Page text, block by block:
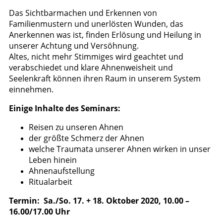
Das Sichtbarmachen und Erkennen von
Familienmustern und unerlösten Wunden, das
Anerkennen was ist, finden Erlösung und Heilung in
unserer Achtung und Versöhnung.
Altes, nicht mehr Stimmiges wird geachtet und
verabschiedet und klare Ahnenweisheit und
Seelenkraft können ihren Raum in unserem System
einnehmen.
Einige Inhalte des Seminars:
Reisen zu unseren Ahnen
der größte Schmerz der Ahnen
welche Traumata unserer Ahnen wirken in unser
Leben hinein
Ahnenaufstellung
Ritualarbeit
Termin: Sa./So. 17. + 18. Oktober 2020, 10.00 –
16.00/17.00 Uhr